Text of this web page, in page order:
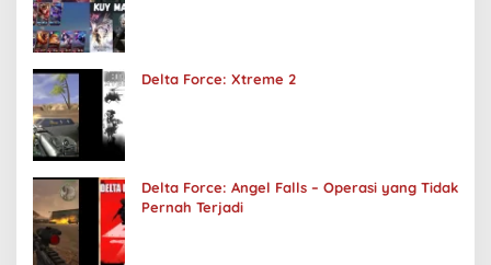
Delta Force: Xtreme 2
Delta Force: Angel Falls – Operasi yang Tidak
Pernah Terjadi